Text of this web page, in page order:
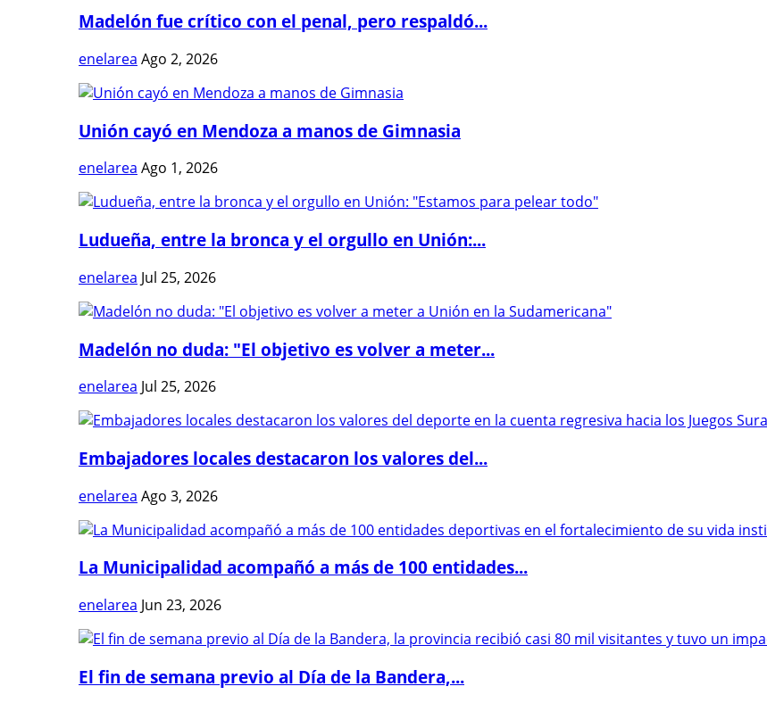
Madelón fue crítico con el penal, pero respaldó...
enelarea Ago 2, 2026
Unión cayó en Mendoza a manos de Gimnasia
enelarea Ago 1, 2026
Ludueña, entre la bronca y el orgullo en Unión:...
enelarea Jul 25, 2026
Madelón no duda: "El objetivo es volver a meter...
enelarea Jul 25, 2026
Embajadores locales destacaron los valores del...
enelarea Ago 3, 2026
La Municipalidad acompañó a más de 100 entidades...
enelarea Jun 23, 2026
El fin de semana previo al Día de la Bandera,...